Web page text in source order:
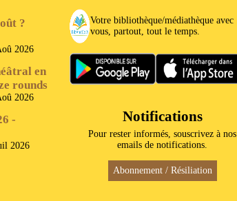
?
2026
en
rounds
2026
-
2026
Votre bibliothèque/médiathèque avec
vous, partout, tout le temps.
Notifications
Pour rester informés, souscrivez à nos
emails de notifications.
Abonnement / Résiliation